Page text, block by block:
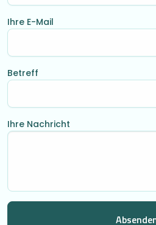
Ihre E-Mail
Betreff
Ihre Nachricht